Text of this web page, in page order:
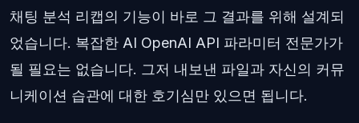
채팅 분석 리캡의 기능이 바로 그 결과를 위해 설계되
었습니다. 복잡한 AI OpenAI API 파라미터 전문가가
될 필요는 없습니다. 그저 내보낸 파일과 자신의 커뮤
니케이션 습관에 대한 호기심만 있으면 됩니다.